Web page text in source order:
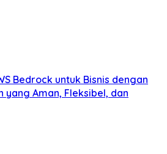
Bedrock untuk Bisnis dengan
yang Aman, Fleksibel, dan